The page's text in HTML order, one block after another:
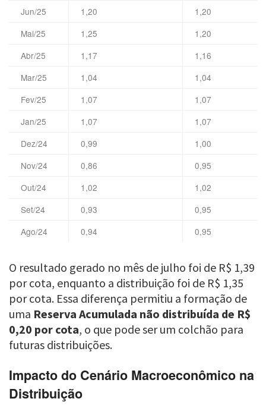
Jun/25 1,20
1,20
Mai/25
1,25
1,20
Abr/25
1,17
1,16
Mar/25
1,04
1,04
Fev/25
1,07
1,07
Jan/25
1,07
1,07
Dez/24
0,99
1,00
Nov/24
0,86
0,95
Out/24
1,02
1,02
Set/24
0,93
0,95
Ago/24
0,94 0,95
O resultado gerado no mês de julho foi de R$ 1,39
por cota, enquanto a distribuição foi de R$ 1,35
por cota. Essa diferença permitiu a formação de
uma Reserva Acumulada não distribuída de R$
0,20 por cota, o que pode ser um colchão para
futuras distribuições.
Impacto do Cenário Macroeconômico na
Distribuição